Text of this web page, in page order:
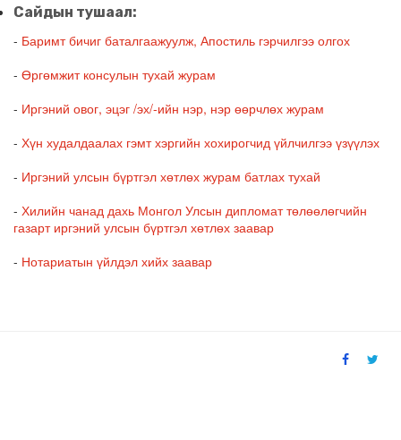
Сайдын тушаал:
- Баримт бичиг баталгаажуулж, Апостиль гэрчилгээ олгох
- Өргөмжит консулын тухай журам
- Иргэний овог, эцэг /эх/-ийн нэр, нэр өөрчлөх журам
- Хүн худалдаалах гэмт хэргийн хохирогчид үйлчилгээ үзүүлэх
- Иргэний улсын бүртгэл хөтлөх журам батлах тухай
- Хилийн чанад дахь Монгол Улсын дипломат төлөөлөгчийн
газарт иргэний улсын бүртгэл хөтлөх заавар
- Нотариатын үйлдэл хийх заавар